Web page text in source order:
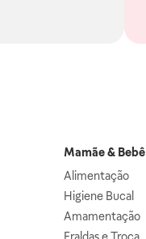
Mamãe & Bebê
Alimentação
Higiene Bucal
Amamentação